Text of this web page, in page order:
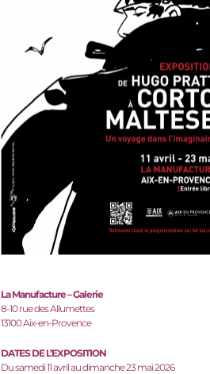
La Manufacture – Galerie
8-10 rue des Allumettes
13100 Aix-en-Provence
DATES DE L’EXPOSITION
Du samedi 11 avril au dimanche 23 mai 2026